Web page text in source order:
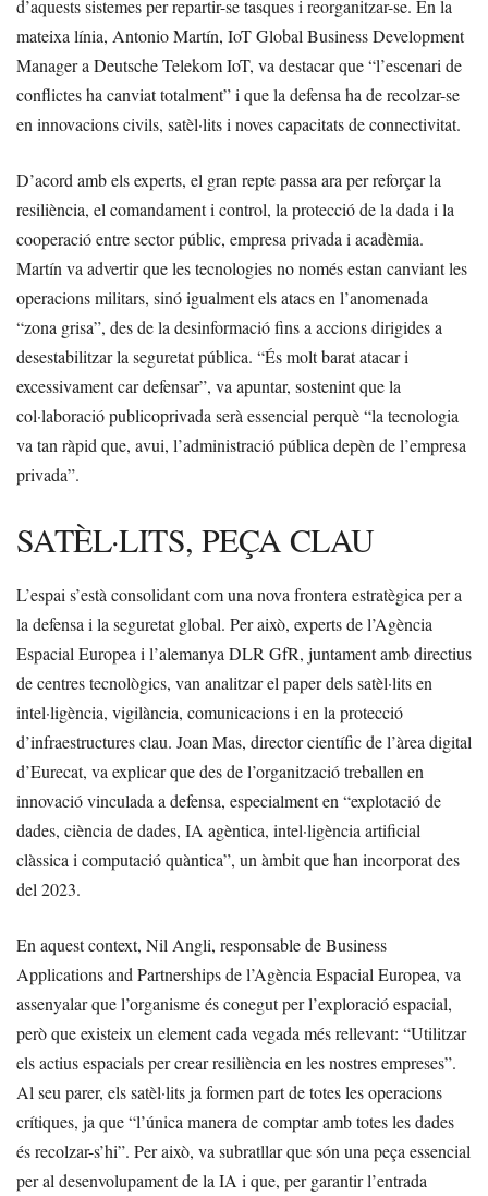
d’aquests sistemes per repartir-se tasques i reorganitzar-se. En la
mateixa línia, Antonio Martín, IoT Global Business Development
Manager a Deutsche Telekom IoT, va destacar que “l’escenari de
conflictes ha canviat totalment” i que la defensa ha de recolzar-se
en innovacions civils, satèl·lits i noves capacitats de connectivitat.
D’acord amb els experts, el gran repte passa ara per reforçar la
resiliència, el comandament i control, la protecció de la dada i la
cooperació entre sector públic, empresa privada i acadèmia.
Martín va advertir que les tecnologies no només estan canviant les
operacions militars, sinó igualment els atacs en l’anomenada
“zona grisa”, des de la desinformació fins a accions dirigides a
desestabilitzar la seguretat pública. “És molt barat atacar i
excessivament car defensar”, va apuntar, sostenint que la
col·laboració publicoprivada serà essencial perquè “la tecnologia
va tan ràpid que, avui, l’administració pública depèn de l’empresa
privada”.
SATÈL·LITS, PEÇA CLAU
L’espai s’està consolidant com una nova frontera estratègica per a
la defensa i la seguretat global. Per això, experts de l’Agència
Espacial Europea i l’alemanya DLR GfR, juntament amb directius
de centres tecnològics, van analitzar el paper dels satèl·lits en
intel·ligència, vigilància, comunicacions i en la protecció
d’infraestructures clau. Joan Mas, director científic de l’àrea digital
d’Eurecat, va explicar que des de l’organització treballen en
innovació vinculada a defensa, especialment en “explotació de
dades, ciència de dades, IA agèntica, intel·ligència artificial
clàssica i computació quàntica”, un àmbit que han incorporat des
del 2023.
En aquest context, Nil Angli, responsable de Business
Applications and Partnerships de l’Agència Espacial Europea, va
assenyalar que l’organisme és conegut per l’exploració espacial,
però que existeix un element cada vegada més rellevant: “Utilitzar
els actius espacials per crear resiliència en les nostres empreses”.
Al seu parer, els satèl·lits ja formen part de totes les operacions
crítiques, ja que “l’única manera de comptar amb totes les dades
és recolzar-s’hi”. Per això, va subratllar que són una peça essencial
per al desenvolupament de la IA i que, per garantir l’entrada